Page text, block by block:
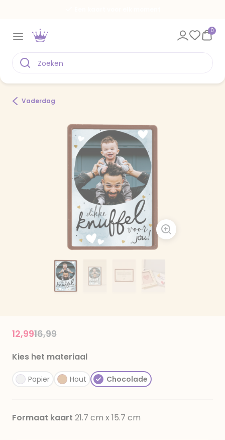
0
Vaderdag
Price reduced from
16,99to
12,99
Kies het materiaal
Papier Hout Chocolade
Formaat kaart 21.7 cm x 15.7 cm